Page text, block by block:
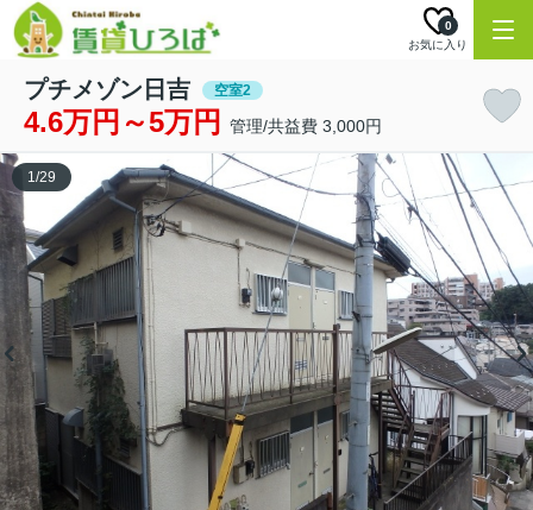
お気に入り
0
プチメゾン日吉 空室2
4.6万円～5万円 管理/共益費 3,000円
1/29